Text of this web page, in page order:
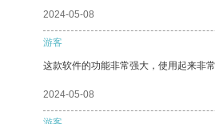
2024-05-08
游客
这款软件的功能非常强大，使用起来非常
2024-05-08